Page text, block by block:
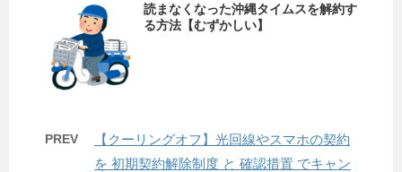
読まなくなった沖縄タイムスを解約す
る方法【むずかしい】
PREV
【クーリングオフ】光回線やスマホの契約
を 初期契約解除制度 と 確認措置 でキャン